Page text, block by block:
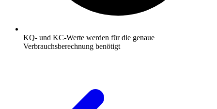
KQ- und KC-Werte werden für die genaue
Verbrauchsberechnung benötigt